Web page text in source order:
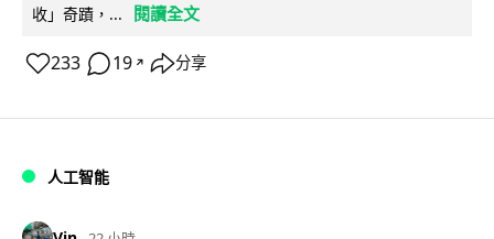
收」奇蹟，...
閱讀全文
233 19 ↗ 分享
人工智能